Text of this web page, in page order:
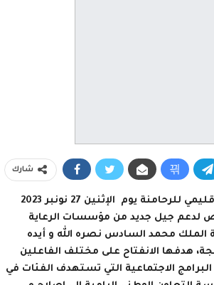
شارك
ترأست الوزيرة عواطف حيار بمعية كل من عامل إقليم الرحامنة، و رئيس المجلس الإقليمي للرحامنة يوم الإثنين 27 نونبر 2023
لدعم جيل جديد من مؤسسات الرعاية
الملك محمد السادس نصره الله و أيده
هدفها الانفتاح على مختلف الفاعلين
الاجتماعية التي تستهدف الفئات في